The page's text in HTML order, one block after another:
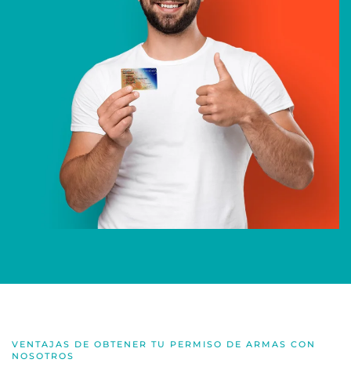
VENTAJAS DE OBTENER TU PERMISO DE ARMAS CON
NOSOTROS